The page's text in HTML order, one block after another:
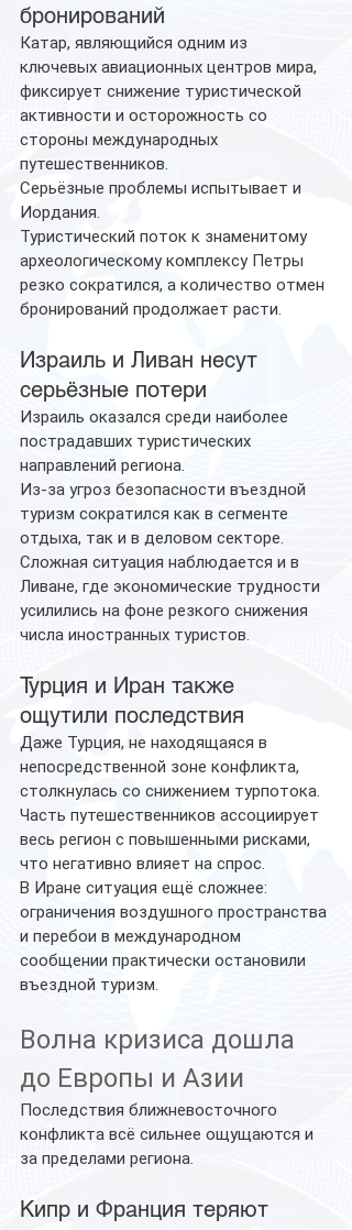
бронирований
Катар, являющийся одним из
ключевых авиационных центров мира,
фиксирует снижение туристической
активности и осторожность со
стороны международных
путешественников.
Серьёзные проблемы испытывает и
Иордания.
Туристический поток к знаменитому
археологическому комплексу Петры
резко сократился, а количество отмен
бронирований продолжает расти.
Израиль и Ливан несут
серьёзные потери
Израиль оказался среди наиболее
пострадавших туристических
направлений региона.
Из-за угроз безопасности въездной
туризм сократился как в сегменте
отдыха, так и в деловом секторе.
Сложная ситуация наблюдается и в
Ливане, где экономические трудности
усилились на фоне резкого снижения
числа иностранных туристов.
Турция и Иран также
ощутили последствия
Даже Турция, не находящаяся в
непосредственной зоне конфликта,
столкнулась со снижением турпотока.
Часть путешественников ассоциирует
весь регион с повышенными рисками,
что негативно влияет на спрос.
В Иране ситуация ещё сложнее:
ограничения воздушного пространства
и перебои в международном
сообщении практически остановили
въездной туризм.
Волна кризиса дошла
до Европы и Азии
Последствия ближневосточного
конфликта всё сильнее ощущаются и
за пределами региона.
Кипр и Франция теряют